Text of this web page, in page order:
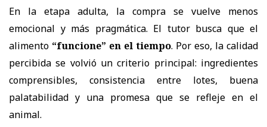
En la etapa adulta, la compra se vuelve menos
emocional y más pragmática. El tutor busca que el
alimento “funcione” en el tiempo. Por eso, la calidad
percibida se volvió un criterio principal: ingredientes
comprensibles, consistencia entre lotes, buena
palatabilidad y una promesa que se refleje en el
animal.